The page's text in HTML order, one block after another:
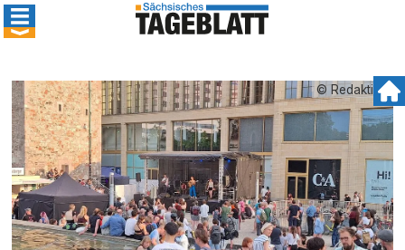
© Redaktion